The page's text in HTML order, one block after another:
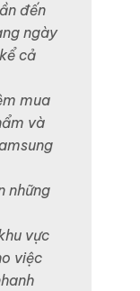
đến
ngày
cả
mua
và
những
vực
việc